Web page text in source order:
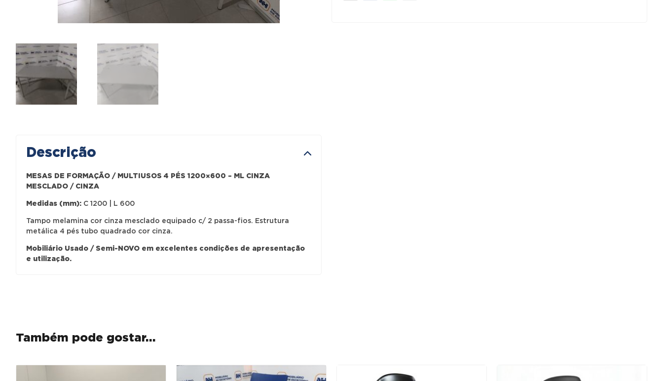
Descrição
MESAS DE FORMAÇÃO / MULTIUSOS 4 PÉS 1200×600 – ML CINZA
MESCLADO / CINZA
Medidas (mm): C 1200 | L 600
Tampo melamina cor cinza mesclado equipado c/ 2 passa-fios. Estrutura
metálica 4 pés tubo quadrado cor cinza.
Mobiliário Usado / Semi-NOVO em excelentes condições de apresentação
e utilização.
Também pode gostar…